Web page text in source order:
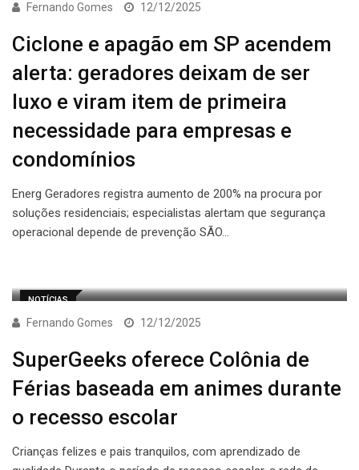
Fernando Gomes 12/12/2025
Ciclone e apagão em SP acendem
alerta: geradores deixam de ser
luxo e viram item de primeira
necessidade para empresas e
condomínios
Energ Geradores registra aumento de 200% na procura por
soluções residenciais; especialistas alertam que segurança
operacional depende de prevenção SÃO…
NOTÍCIAS
Fernando Gomes 12/12/2025
SuperGeeks oferece Colônia de
Férias baseada em animes durante
o recesso escolar
Crianças felizes e pais tranquilos, com aprendizado de